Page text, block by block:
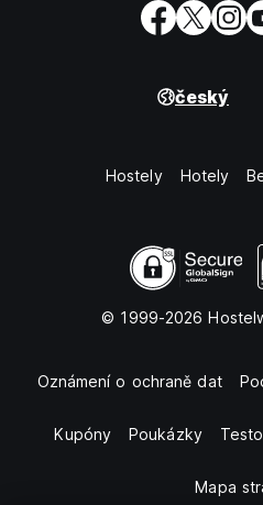
český
Hostely Hotely
© 1999-2026
Oznámení o ochraně dat
Kupóny Poukázky
Mapa